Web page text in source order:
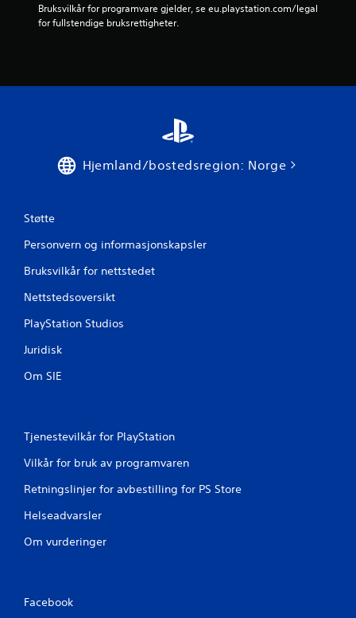
Bruksvilkår for programvare gjelder, se eu.playstation.com/legal
for fullstendige bruksrettigheter.
Hjemland/bostedsregion: Norge
Støtte
Personvern og informasjonskapsler
Bruksvilkår for nettstedet
Nettstedsoversikt
PlayStation Studios
Juridisk
Om SIE
Tjenestevilkår for PlayStation
Vilkår for bruk av programvaren
Retningslinjer for avbestilling for PS Store
Helseadvarsler
Om vurderinger
Facebook